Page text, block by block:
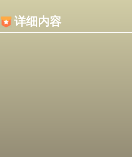
详细内容